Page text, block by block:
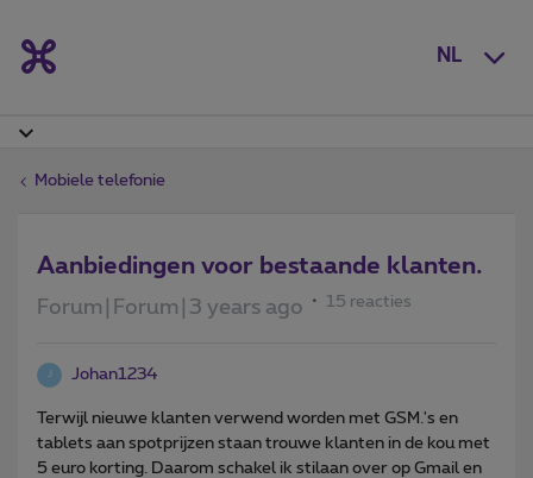
NL
Mobiele telefonie
Aanbiedingen voor bestaande klanten.
Forum|Forum|3 years ago 15 reacties
J Johan1234
Terwijl nieuwe klanten verwend worden met GSM.'s en
tablets aan spotprijzen staan trouwe klanten in de kou met
5 euro korting. Daarom schakel ik stilaan over op Gmail en